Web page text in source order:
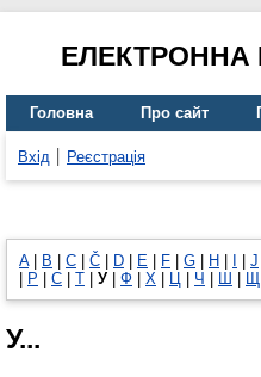
ЕЛЕКТРОННА
Головна Про сайт
Вхід Реєстрація
A| B C Č D E F G H J
Р С Т У Ф Х Ц Ч Ш Щ
У...